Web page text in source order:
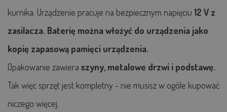
kurnika. Urządzenie pracuje na bezpiecznym napięciu 12 V z
zasilacza. Baterię można włożyć do urządzenia jako
kopię zapasową pamięci urządzenia.
Opakowanie zawiera szyny, metalowe drzwi i podstawę.
Tak więc sprzęt jest kompletny - nie musisz w ogóle kupować
niczego więcej.